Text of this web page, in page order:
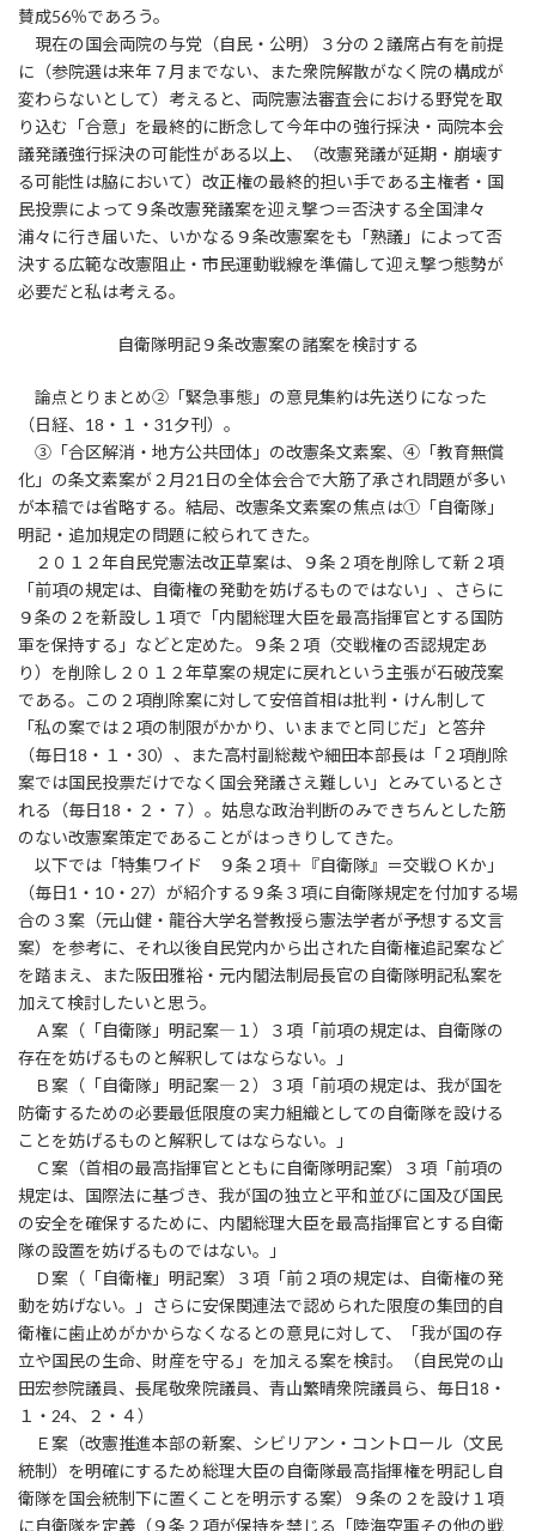
賛成56％であろう。
現在の国会両院の与党（自民・公明）３分の２議席占有を前提
に（参院選は来年７月までない、また衆院解散がなく院の構成が
変わらないとして）考えると、両院憲法審査会における野党を取
り込む「合意」を最終的に断念して今年中の強行採決・両院本会
議発議強行採決の可能性がある以上、（改憲発議が延期・崩壊す
る可能性は脇において）改正権の最終的担い手である主権者・国
民投票によって９条改憲発議案を迎え撃つ＝否決する全国津々
浦々に行き届いた、いかなる９条改憲案をも「熟議」によって否
決する広範な改憲阻止・市民運動戦線を準備して迎え撃つ態勢が
必要だと私は考える。
自衛隊明記９条改憲案の諸案を検討する
論点とりまとめ②「緊急事態」の意見集約は先送りになった
（日経、18・１・31夕刊）。
③「合区解消・地方公共団体」の改憲条文素案、④「教育無償
化」の条文素案が２月21日の全体会合で大筋了承され問題が多い
が本稿では省略する。結局、改憲条文素案の焦点は①「自衛隊」
明記・追加規定の問題に絞られてきた。
２０１２年自民党憲法改正草案は、９条２項を削除して新２項
「前項の規定は、自衛権の発動を妨げるものではない」、さらに
９条の２を新設し１項で「内閣総理大臣を最高指揮官とする国防
軍を保持する」などと定めた。９条２項（交戦権の否認規定あ
り）を削除し２０１２年草案の規定に戻れという主張が石破茂案
である。この２項削除案に対して安倍首相は批判・けん制して
「私の案では２項の制限がかかり、いままでと同じだ」と答弁
（毎日18・１・30）、また高村副総裁や細田本部長は「２項削除
案では国民投票だけでなく国会発議さえ難しい」とみているとさ
れる（毎日18・２・７）。姑息な政治判断のみできちんとした筋
のない改憲案策定であることがはっきりしてきた。
以下では「特集ワイド ９条２項＋『自衛隊』＝交戦ＯＫか」
（毎日1・10・27）が紹介する９条３項に自衛隊規定を付加する場
合の３案（元山健・龍谷大学名誉教授ら憲法学者が予想する文言
案）を参考に、それ以後自民党内から出された自衛権追記案など
を踏まえ、また阪田雅裕・元内閣法制局長官の自衛隊明記私案を
加えて検討したいと思う。
Ａ案（「自衛隊」明記案―１）３項「前項の規定は、自衛隊の
存在を妨げるものと解釈してはならない。」
Ｂ案（「自衛隊」明記案―２）３項「前項の規定は、我が国を
防衛するための必要最低限度の実力組織としての自衛隊を設ける
ことを妨げるものと解釈してはならない。」
Ｃ案（首相の最高指揮官とともに自衛隊明記案）３項「前項の
規定は、国際法に基づき、我が国の独立と平和並びに国及び国民
の安全を確保するために、内閣総理大臣を最高指揮官とする自衛
隊の設置を妨げるものではない。」
Ｄ案（「自衛権」明記案）３項「前２項の規定は、自衛権の発
動を妨げない。」さらに安保関連法で認められた限度の集団的自
衛権に歯止めがかからなくなるとの意見に対して、「我が国の存
立や国民の生命、財産を守る」を加える案を検討。（自民党の山
田宏参院議員、長尾敬衆院議員、青山繁晴衆院議員ら、毎日18・
１・24、２・４）
Ｅ案（改憲推進本部の新案、シビリアン・コントロール（文民
統制）を明確にするため総理大臣の自衛隊最高指揮権を明記し自
衛隊を国会統制下に置くことを明示する案）９条の２を設け１項
に自衛隊を定義（９条２項が保持を禁じる「陸海空軍その他の戦